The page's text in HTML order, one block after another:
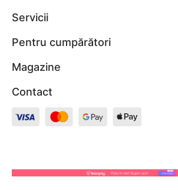
Servicii
Pentru cumpărători
Magazine
Contact